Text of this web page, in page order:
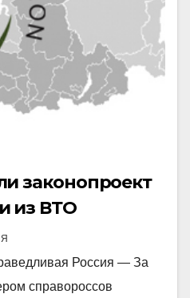
законопроект
из ВТО
Россия — За
справороссов